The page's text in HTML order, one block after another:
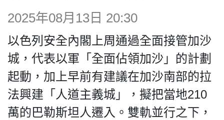
視頻
昔日
系列
2025年08月13日 20:30
以色列安全內閣上周通過全面接管加沙
城，代表以軍「全面佔領加沙」的計劃
起動，加上早前有建議在加沙南部的拉
法興建「人道主義城」，擬把當地210
萬的巴勒斯坦人遷入。雙軌並行之下，